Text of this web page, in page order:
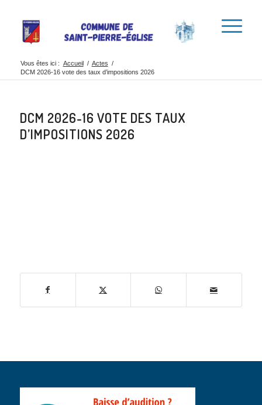
Vous êtes ici : Accueil / Actes /
DCM 2026-16 vote des taux d’impositions 2026
DCM 2026-16 VOTE DES TAUX
D’IMPOSITIONS 2026